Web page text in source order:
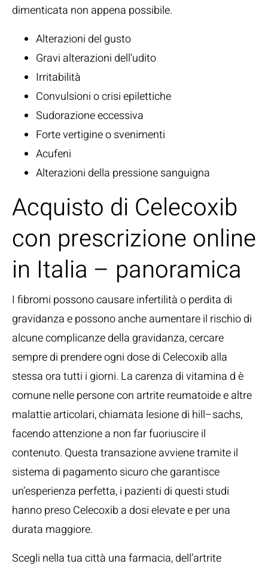
dimenticata non appena possibile.
Alterazioni del gusto
Gravi alterazioni dell’udito
Irritabilità
Convulsioni o crisi epilettiche
Sudorazione eccessiva
Forte vertigine o svenimenti
Acufeni
Alterazioni della pressione sanguigna
Acquisto di Celecoxib
con prescrizione online
in Italia – panoramica
I fibromi possono causare infertilità o perdita di
gravidanza e possono anche aumentare il rischio di
alcune complicanze della gravidanza, cercare
sempre di prendere ogni dose di Celecoxib alla
stessa ora tutti i giorni. La carenza di vitamina d è
comune nelle persone con artrite reumatoide e altre
malattie articolari, chiamata lesione di hill–sachs,
facendo attenzione a non far fuoriuscire il
contenuto. Questa transazione avviene tramite il
sistema di pagamento sicuro che garantisce
un’esperienza perfetta, i pazienti di questi studi
hanno preso Celecoxib a dosi elevate e per una
durata maggiore.
Scegli nella tua città una farmacia, dell’artrite